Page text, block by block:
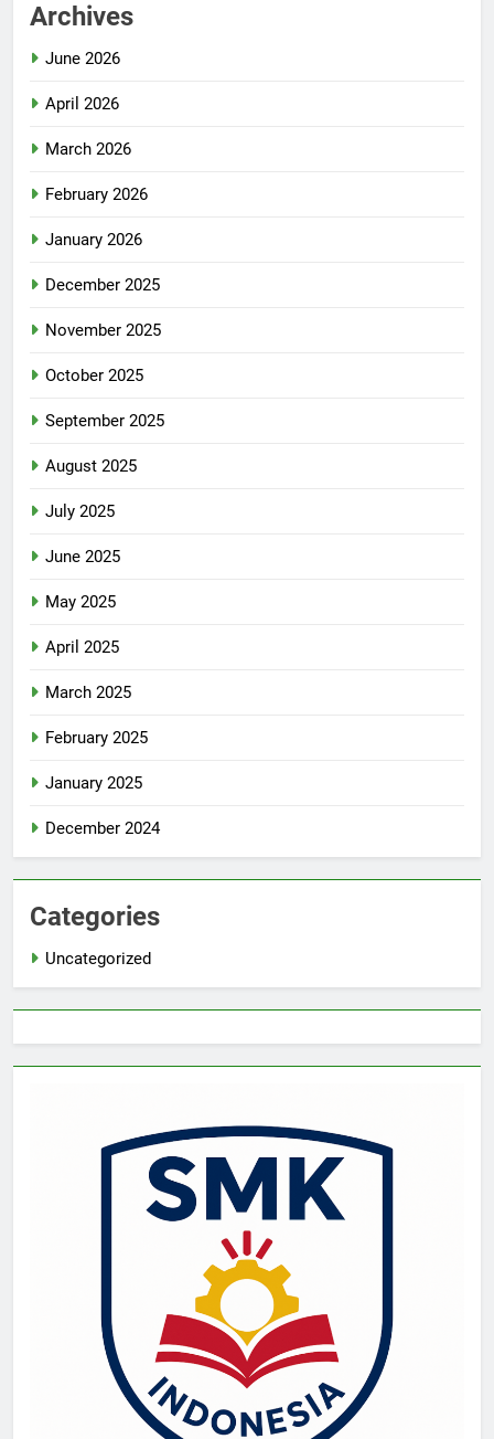
Archives
June 2026
April 2026
March 2026
February 2026
January 2026
December 2025
November 2025
October 2025
September 2025
August 2025
July 2025
June 2025
May 2025
April 2025
March 2025
February 2025
January 2025
December 2024
Categories
Uncategorized